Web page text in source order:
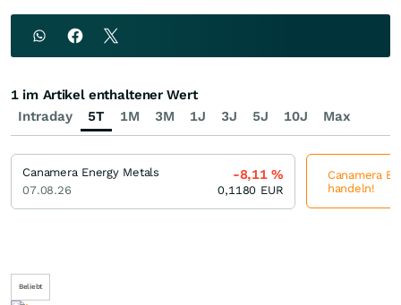
Beliebt
Intraday 5T 1M 3M 1J 3J 5J 10J Max
1 im Artikel enthaltener Wert
Canamera Energy Metals
07.08.26
-8,11%
0,1180 EUR
Canamera
handeln!